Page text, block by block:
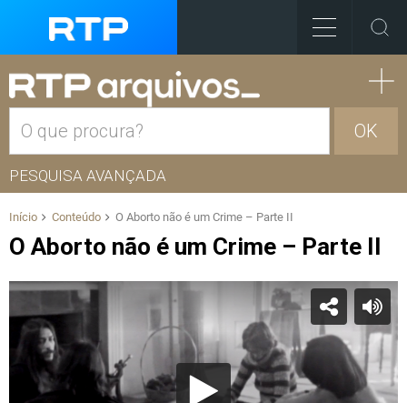
OK
PESQUISA AVANÇADA
Início Conteúdo O Aborto não é um Crime – Parte II
O Aborto não é um Crime – Parte II